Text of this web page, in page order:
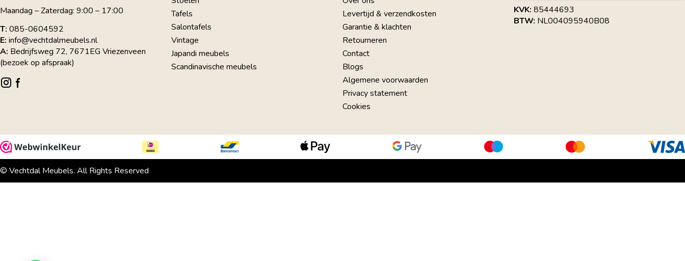
Maandag – Zaterdag: 9:00 – 17:00
T: 085-0604592
E: info@vechtdalmeubels.nl
A: Bedrijfsweg 72, 7671EG Vriezenveen
(bezoek op afspraak)
Tafels
Salontafels
Vintage
Japandi meubels
Scandinavische meubels
Levertijd & verzendkosten
Garantie & klachten
Retourneren
Contact
Blogs
Algemene voorwaarden
Privacy statement
Cookies
KVK: 85444693
BTW: NL004095940B08
© Vechtdal Meubels. All Rights Reserved